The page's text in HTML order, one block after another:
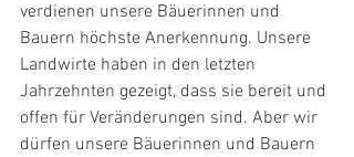
verdienen unsere Bäuerinnen und
Bauern höchste Anerkennung. Unsere
Landwirte haben in den letzten
Jahrzehnten gezeigt, dass sie bereit und
offen für Veränderungen sind. Aber wir
dürfen unsere Bäuerinnen und Bauern